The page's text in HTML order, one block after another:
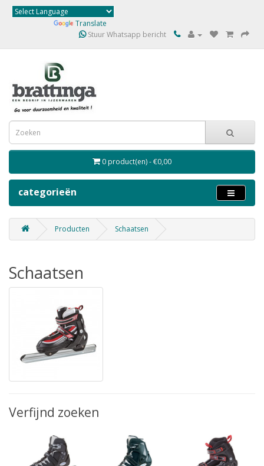
Translate
Stuur Whatsapp bericht
0 product(en) - €0,00
categorieën
Producten Schaatsen
Schaatsen
Verfijnd zoeken